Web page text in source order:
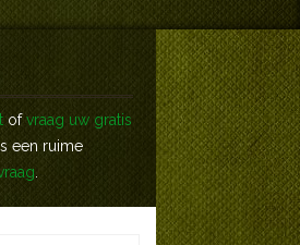
ofvraag uw gratis
een ruime